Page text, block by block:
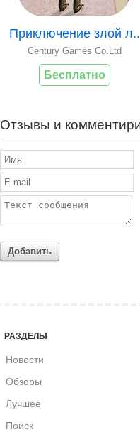
Приключение злой л..
Century Games Co.Ltd
Бесплатно
Отзывы и
Добавить
РАЗДЕЛЫ
Новости
Обзоры
Лучшее
Поиск